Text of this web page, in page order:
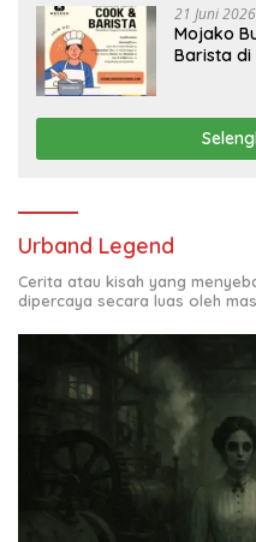
21 Juni 2026
Mojako
Barista di
Urband Legend
Cerita atau kisah yang
dipercaya secara luas oleh